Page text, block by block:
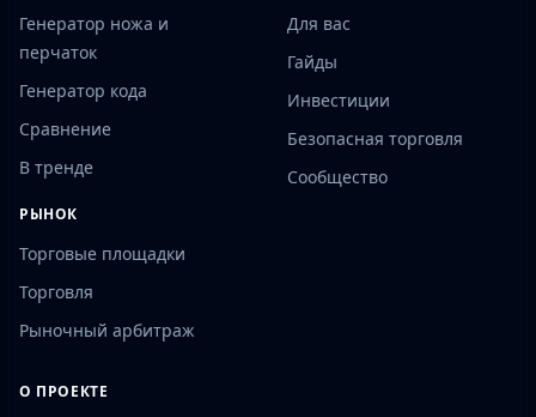
Генератор ножа и
перчаток
Генератор кода
Сравнение
В тренде
РЫНОК
Торговые площадки
Торговля
Рыночный арбитраж
Для вас
Гайды
Инвестиции
Безопасная торговля
Сообщество
О ПРОЕКТЕ